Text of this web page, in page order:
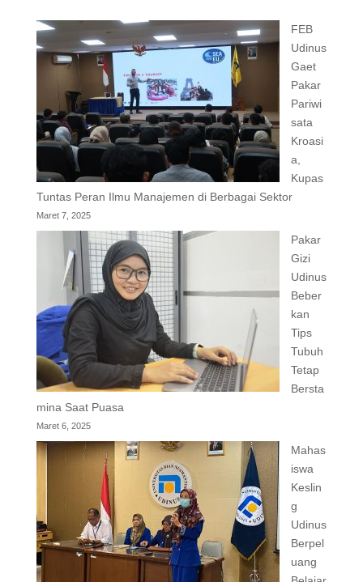
FEB
Udinus
Gaet
Pakar
Pariwi
sata
Kroasi
a,
Kupas
Tuntas Peran Ilmu Manajemen di Berbagai Sektor
Maret 7, 2025
Pakar
Gizi
Udinus
Beber
kan
Tips
Tubuh
Tetap
Bersta
mina Saat Puasa
Maret 6, 2025
Mahas
iswa
Keslin
g
Udinus
Berpel
uang